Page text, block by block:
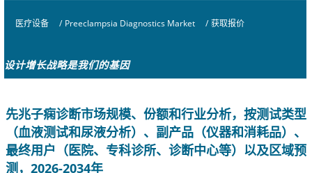
医疗设备 / Preeclampsia Diagnostics Market / 获取报价
设计增长战略是我们的基因
先兆子痫诊断市场规模、份额和行业分析，按测试类型
（血液测试和尿液分析）、副产品（仪器和消耗品）、
最终用户（医院、专科诊所、诊断中心等）以及区域预
测，2026-2034年